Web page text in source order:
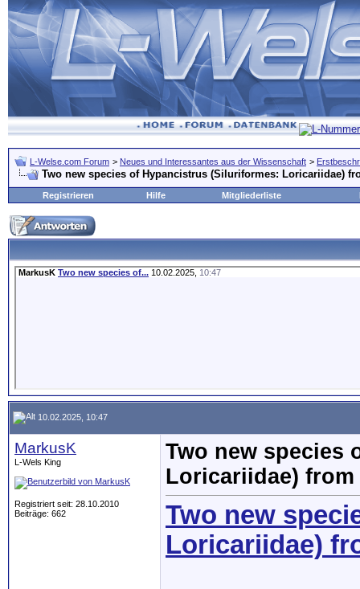
L-Welse.com Forum > Neues und Interessantes aus der Wissenschaft >
Two new species of Hypancistrus (Siluriformes: Loricariidae)
Registrieren Hilfe Mitgliederliste
MarkusK Two new species of... 10.02.2025, 10:47
10.02.2025, 10:47
MarkusK
L-Wels King
Registriert seit: 28.10.2010
Beiträge: 662
Two new species
Loricariidae)
Two new
Loricariidae)